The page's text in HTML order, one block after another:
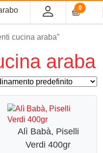
0
cucina araba”
araba
Alì Babà, Piselli
Verdi 400gr